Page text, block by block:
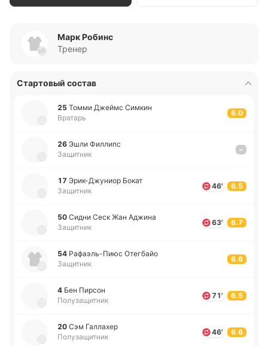
Марк Робинс
Тренер
Стартовый состав
25 Томми Джеймс Симкин
Вратарь
6.0
26 Эшли Фи­ллипс
Защитник
–
17 Эри­к-Джу­ниор Бокат
Защитник
46' 6.5
50 Сидни Сеск Жан Аджина
Защитник
63' 6.7
54 Ра­фаэ­ль-Пиюс Оте­гбайо
Защитник
6.6
4 Бен Пирсон
Полузащитник
71' 6.5
20 Сэм Га­лла­хер
Полузащитник
46' 6.6